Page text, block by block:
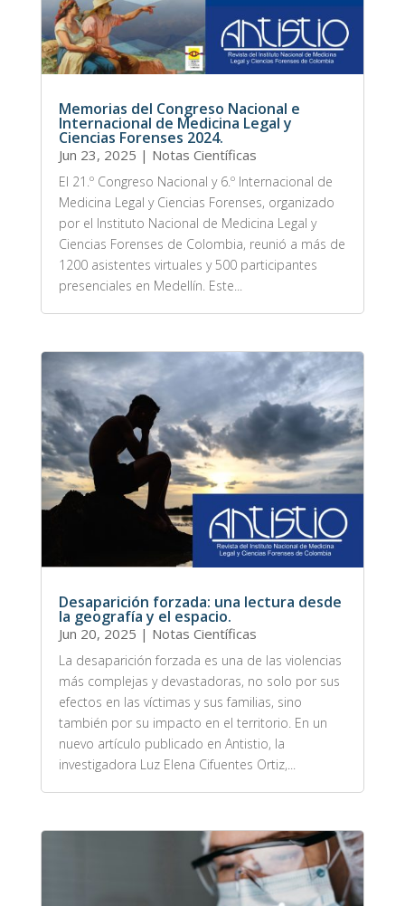
Memorias del Congreso Nacional e
Internacional de Medicina Legal y
Ciencias Forenses 2024.
Jun 23, 2025 | Notas Científicas
El 21.º Congreso Nacional y 6.º Internacional de
Medicina Legal y Ciencias Forenses, organizado
por el Instituto Nacional de Medicina Legal y
Ciencias Forenses de Colombia, reunió a más de
1200 asistentes virtuales y 500 participantes
presenciales en Medellín. Este...
Desaparición forzada: una lectura desde
la geografía y el espacio.
Jun 20, 2025 | Notas Científicas
La desaparición forzada es una de las violencias
más complejas y devastadoras, no solo por sus
efectos en las víctimas y sus familias, sino
también por su impacto en el territorio. En un
nuevo artículo publicado en Antistio, la
investigadora Luz Elena Cifuentes Ortiz,...